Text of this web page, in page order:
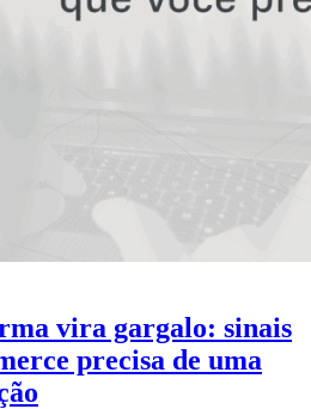
vira gargalo: sinais
precisa de uma